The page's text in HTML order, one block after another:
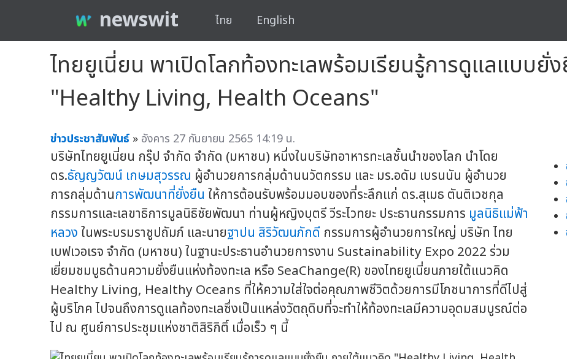
newswit ไทย English
ไทยยูเนี่ยน พาเปิดโลกท้องทะเลพร้อมเรียนรู้การดูแลแบบยั่
"Healthy Living, Health Oceans"
ข่าวประชาสัมพันธ์ » อังคาร 27 กันยายน 2565 14:19 น.
บริษัทไทยยูเนี่ยน กรุ๊ป จำกัด จำกัด (มหาชน) หนึ่งในบริษัทอาหารทะเลชั้นนำของโลก นำโดย
ดร.ธัญญวัฒน์ เกษมสุวรรณ ผู้อำนวยการกลุ่มด้านนวัตกรรม และ มร.อดัม เบรนนัน ผู้อำนวย
การกลุ่มด้านการพัฒนาที่ยั่งยืน ให้การต้อนรับพร้อมมอบของที่ระลึกแก่ ดร.สุเมธ ตันติเวชกุล
กรรมการและเลขาธิการมูลนิธิชัยพัฒนา ท่านผู้หญิงบุตรี วีระไวทยะ ประธานกรรมการ มูลนิธิแม่ฟ้า
หลวงในพระบรมราชูปถัมภ์ และนายฐาปน สิริวัฒนภักดี กรรมการผู้อำนวยการใหญ่ บริษัท ไทย
เบฟเวอเรจ จำกัด (มหาชน) ในฐานะประธานอำนวยการงาน Sustainability Expo 2022 ร่วม
เยี่ยมชมบูธด้านความยั่งยืนแห่งท้องทะเล หรือ SeaChange(R) ของไทยยูเนี่ยนภายใต้แนวคิด
Healthy Living, Healthy Oceans ที่ให้ความใส่ใจต่อคุณภาพชีวิตด้วยการมีโภชนาการที่ดีไปสู่
ผู้บริโภค ไปจนถึงการดูแลท้องทะเลซึ่งเป็นแหล่งวัตถุดิบที่จะทำให้ท้องทะเลมีความอุดมสมบูรณ์ต่อ
ไป ณ ศูนย์การประชุมแห่งชาติสิริกิติ์ เมื่อเร็ว ๆ นี้